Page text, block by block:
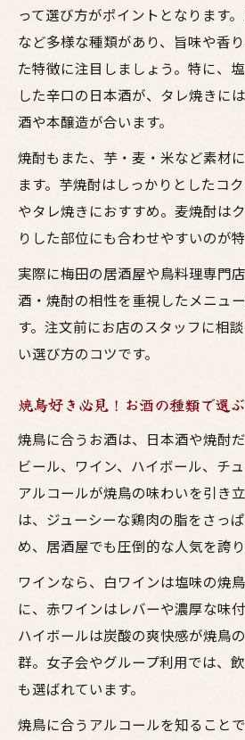
って選び方がポイントとなります
など多様な種類があり、旨味や香
た特徴に注目しましょう。特に、
した辛口の日本酒が、タレ焼きに
酒や本醸造が合います。
焼酎もまた、芋・麦・米など素材
ます。芋焼酎はしっかりとしたコ
やタレ焼きにおすすめ。麦焼酎は
りした部位にも合わせやすいのが特
実際に梅田の居酒屋や鳥料理専門
酒・焼酎の相性を重視したメニュ
す。注文前にお店のスタッフに相
い選び方のコツです。
焼鳥好き必見！お酒の種類で選
焼鳥に合うお酒は、日本酒や焼酎
ビール、ワイン、ハイボール、チ
アルコールが焼鳥の味わいを引き
は、ジューシーな鶏肉の脂をさっ
め、居酒屋でも圧倒的な人気を誇り
ワインなら、白ワインは塩味の焼
に、赤ワインはレバーや濃厚な味
ハイボールは炭酸の爽快感が焼鳥
群。女子会やグループ利用では、
も選ばれています。
焼鳥に合うアルコールを知ること